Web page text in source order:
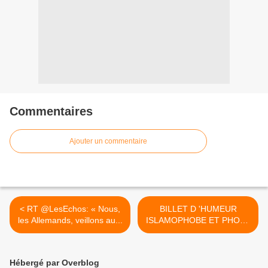
Commentaires
Ajouter un commentaire
< RT @LesEchos: « Nous,
les Allemands, veillons au...
BILLET D 'HUMEUR
ISLAMOPHOBE ET PHOBE
TOUT COURT >
Hébergé par Overblog